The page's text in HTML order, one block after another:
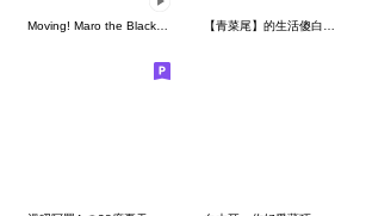
Moving! Maro the Black Cat 【青菜尾】的生活傻白語2.(可愛逗趣表情包)